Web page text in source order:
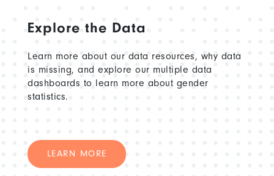
Explore the Data
Learn more about our data resources, why data
is missing, and explore our multiple data
dashboards to learn more about gender
statistics.
LEARN MORE